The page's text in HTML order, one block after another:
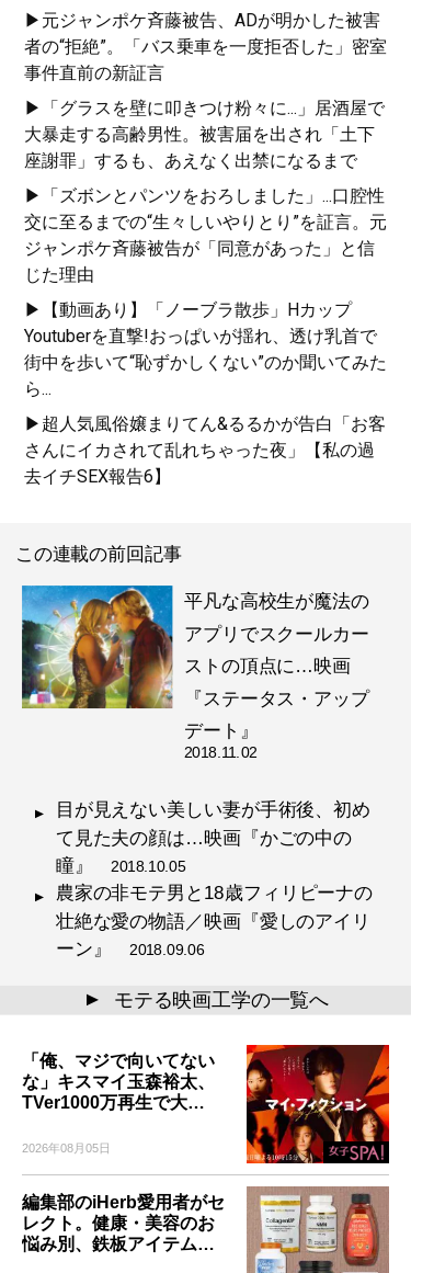
▶元ジャンポケ斉藤被告、ADが明かした被害
者の“拒絶”。「バス乗車を一度拒否した」密室
事件直前の新証言
▶「グラスを壁に叩きつけ粉々に...」居酒屋で
大暴走する高齢男性。被害届を出され「土下
座謝罪」するも、あえなく出禁になるまで
▶「ズボンとパンツをおろしました」...口腔性
交に至るまでの“生々しいやりとり”を証言。元
ジャンポケ斉藤被告が「同意があった」と信
じた理由
▶【動画あり】「ノーブラ散歩」Hカップ
Youtuberを直撃!おっぱいが揺れ、透け乳首で
街中を歩いて“恥ずかしくない”のか聞いてみた
ら...
▶超人気風俗嬢まりてん&るるかが告白「お客
さんにイカされて乱れちゃった夜」【私の過
去イチSEX報告6】
この連載の前回記事
平凡な高校生が魔法の
アプリでスクールカー
ストの頂点に…映画
『ステータス・アップ
デート』
2018.11.02
目が見えない美しい妻が手術後、初め
て見た夫の顔は…映画『かごの中の
瞳』 2018.10.05
農家の非モテ男と18歳フィリピーナの
壮絶な愛の物語／映画『愛しのアイリ
ーン』 2018.09.06
▲ モテる映画工学の一覧へ
「俺、マジで向いてない
な」キスマイ玉森裕太、
TVer1000万再生で大…
2026年08月05日
編集部のiHerb愛用者がセ
レクト。健康・美容のお
悩み別、鉄板アイテム…